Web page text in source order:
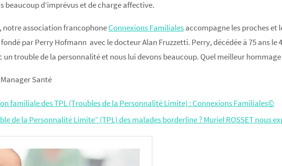
d’imprévus et de charge affective.
notre association francophoneConnexions Familialesaccompagne les proches et
par Perry Hofmann avec le docteur Alan Fruzzetti. Perry, décédée à 75 ans
un trouble de la personnalité et nous lui devons beaucoup. Quel meilleur
Santé
familiale des TPL (Troubles de la Personnalité Limite) : Connexions Familiales©
de la Personnalité Limite” (TPL) des malades borderline ? Muriel ROSSET nous